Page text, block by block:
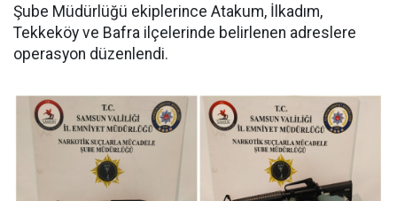
Şube Müdürlüğü ekiplerince Atakum, İlkadım,
Tekkeköy ve Bafra ilçelerinde belirlenen adreslere
operasyon düzenlendi.